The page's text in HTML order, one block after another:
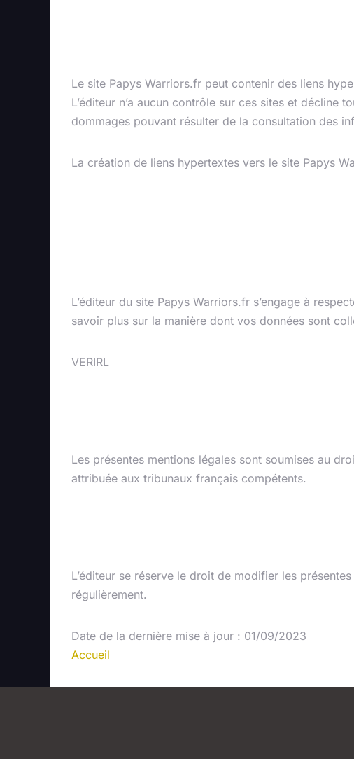
Le site Papys Warriors.fr peut contenir des liens
L’éditeur n’a aucun contrôle sur ces sites et décline
dommages pouvant résulter de la consultation des
La création de liens hypertextes vers le site Papys
L’éditeur du site Papys Warriors.fr s’engage à
savoir plus sur la manière dont vos données sont
VERIRL
Les présentes mentions légales sont soumises au
attribuée aux tribunaux français compétents.
L’éditeur se réserve le droit de modifier les
régulièrement.
Date de la dernière mise à jour : 01/09/2023
Accueil